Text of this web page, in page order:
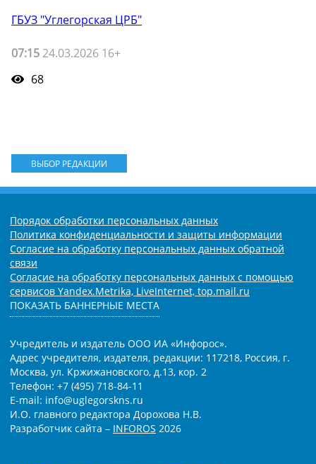
ГБУЗ "Углегорская ЦРБ"
07:15 24.03.2026 16+
68
ВЫБОР РЕДАКЦИИ
Порядок обработки персональных данных
Политика конфиденциальности и защиты информации
Согласие на обработку персональных данных обратной
связи
Согласие на обработку персональных данных с помощью
сервисов Yandex.Metrika, LiveInternet, top.mail.ru
ПОКАЗАТЬ БАННЕРНЫЕ МЕСТА
Учредитель и издатель ООО ИА «Инфорос».
Адрес учредителя, издателя, редакции: 117218, Россия, г.
Москва, ул. Кржижановского, д.13, кор. 2
Телефон: +7 (495) 718-84-11
E-mail: info@uglegorskns.ru
И.О. главного редактора Дорохова Н.В.
Разработчик сайта – INFOROS 2026